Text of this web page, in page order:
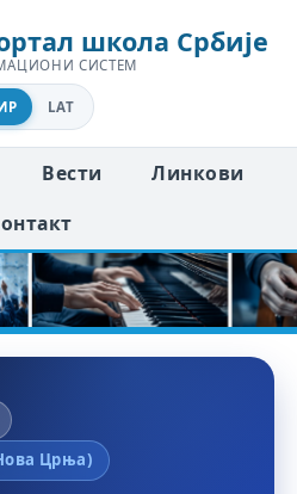
школа Србије
СИСТЕМ
LAT
Вести
Линкови
Црња)